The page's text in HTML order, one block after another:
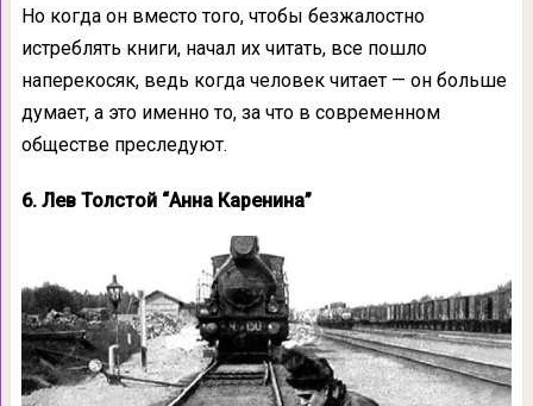
Но когда он вместо того, чтобы безжалостно
истреблять книги, начал их читать, все пошло
наперекосяк, ведь когда человек читает — он больше
думает, а это именно то, за что в современном
обществе преследуют.
6. Лев Толстой “Анна Каренина”